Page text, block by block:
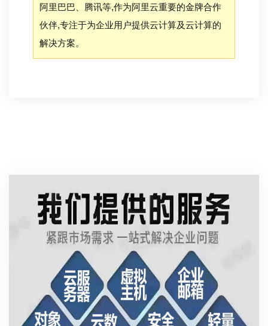
阿里巴巴、腾讯等,作为阿里云重要的金牌合作
伙伴,专注于为企业用户提供云计算及云计算的
解决方案。